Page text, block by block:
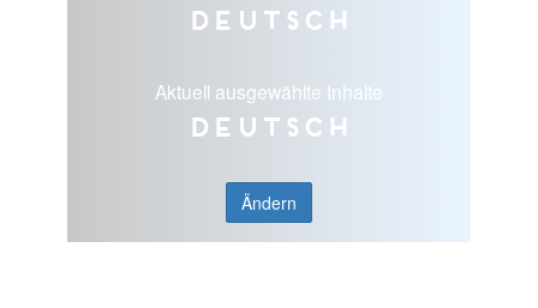
Deutsch
Aktuell ausgewählte Inhalte
Deutsch
Ändern